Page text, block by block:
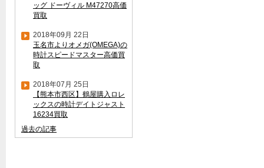
ッグ ドーヴィル M47270高価
買取
2018年09月 22日
玉名市よりオメガ(OMEGA)の
時計スピードマスター高価買
取
2018年07月 25日
【熊本市西区】鶴屋購入ロレ
ックスの時計デイトジャスト
16234買取
過去の記事